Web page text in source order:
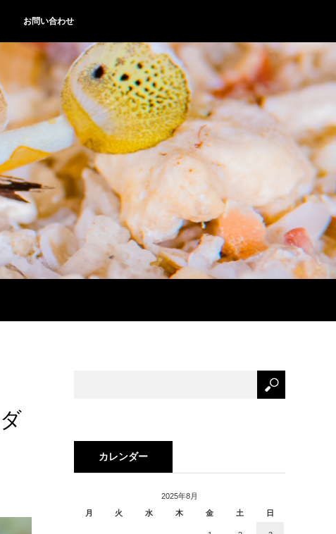
お問い合わせ
カレンダー
2025年8月
月
火 水 木 金 土 日